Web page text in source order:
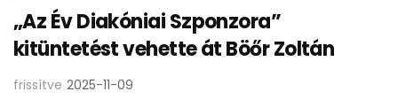
„Az Év Diakóniai Szponzora”
kitüntetést vehette át Böőr Zoltán
frissítve 2025-11-09